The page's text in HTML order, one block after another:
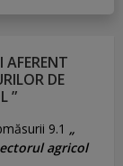
DE
”
9.1 „
agricol